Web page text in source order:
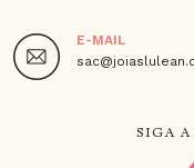
E-MAIL
SIGA